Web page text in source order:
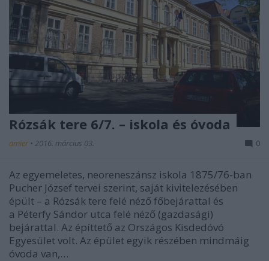
Rózsák tere 6/7. – iskola és óvoda
amier • 2016. március 03. 0
Az egyemeletes, neoreneszánsz iskola 1875/76-ban
Pucher József tervei szerint, saját kivitelezésében
épült – a Rózsák tere felé néző főbejárattal és
a Péterfy Sándor utca felé néző (gazdasági)
bejárattal. Az építtető az Országos Kisdedóvó
Egyesület volt. Az épület egyik részében mindmáig
óvoda van,…